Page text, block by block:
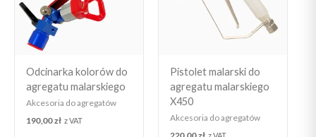
Odcinarka kolorów do
agregatu malarskiego
Akcesoria do agregatów
190,00zł z VAT
Pistolet malarski do
agregatu malarskiego
X450
Akcesoria do agregatów
z VAT